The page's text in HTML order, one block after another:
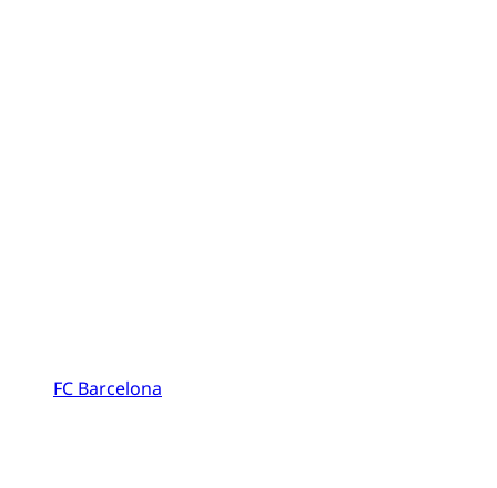
FC Barcelona